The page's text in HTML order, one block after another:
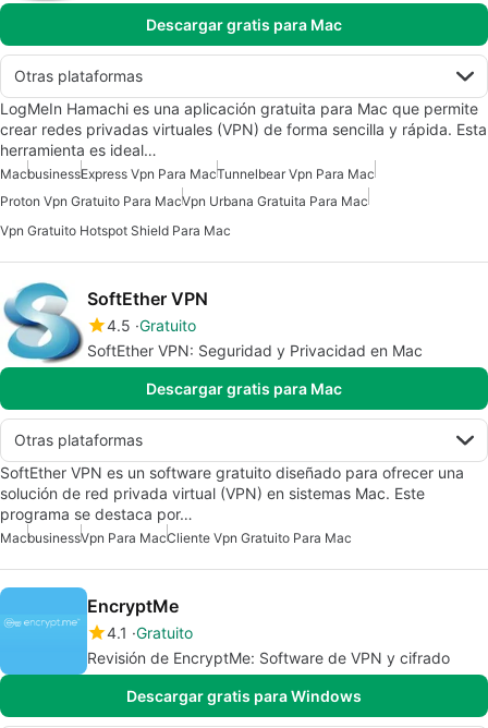
Descargar gratis para Mac
Otras plataformas
LogMeIn Hamachi es una aplicación gratuita para Mac que permite
crear redes privadas virtuales (VPN) de forma sencilla y rápida. Esta
herramienta es ideal…
MacbusinessExpress Vpn Para MacTunnelbear Vpn Para Mac
Proton Vpn Gratuito Para MacVpn Urbana Gratuita Para Mac
Vpn Gratuito Hotspot Shield Para Mac
SoftEther VPN
4.5 Gratuito
SoftEther VPN: Seguridad y Privacidad en Mac
Descargar gratis para Mac
Otras plataformas
SoftEther VPN es un software gratuito diseñado para ofrecer una
solución de red privada virtual (VPN) en sistemas Mac. Este
programa se destaca por…
MacbusinessVpn Para MacCliente Vpn Gratuito Para Mac
EncryptMe
4.1 Gratuito
Revisión de EncryptMe: Software de VPN y cifrado
Descargar gratis para Windows